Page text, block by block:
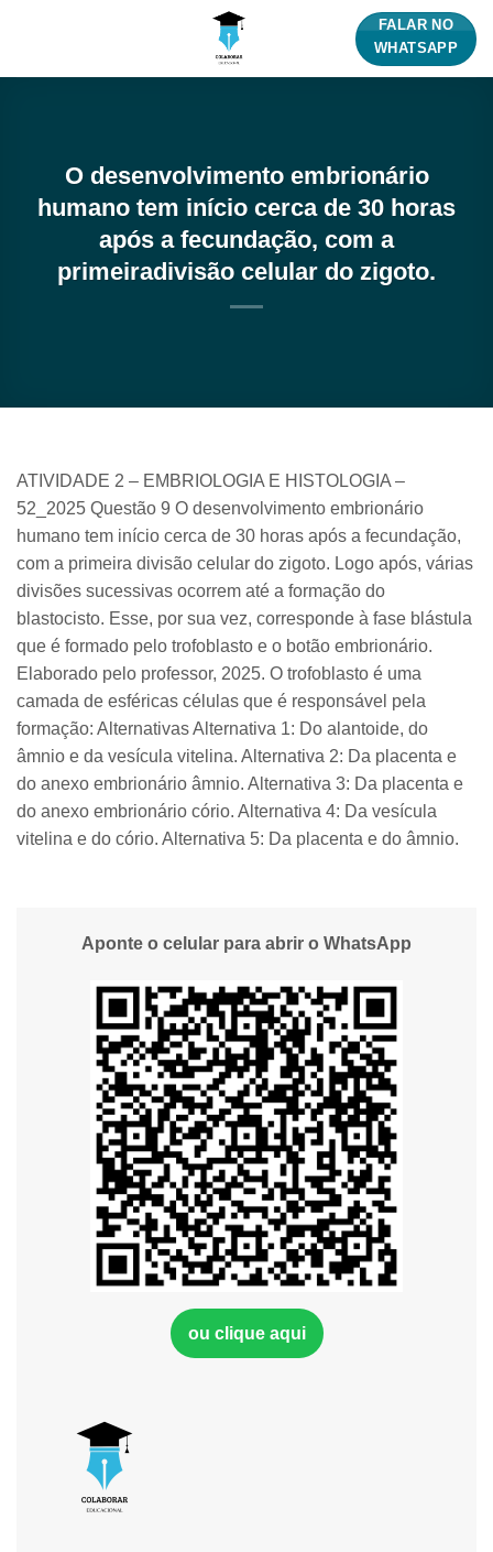
FALAR NO
WHATSAPP
O desenvolvimento embrionário
humano tem início cerca de 30 horas
após a fecundação, com a
primeiradivisão celular do zigoto.
ATIVIDADE 2 – EMBRIOLOGIA E HISTOLOGIA –
52_2025 Questão 9 O desenvolvimento embrionário
humano tem início cerca de 30 horas após a fecundação,
com a primeira divisão celular do zigoto. Logo após, várias
divisões sucessivas ocorrem até a formação do
blastocisto. Esse, por sua vez, corresponde à fase blástula
que é formado pelo trofoblasto e o botão embrionário.
Elaborado pelo professor, 2025. O trofoblasto é uma
camada de esféricas células que é responsável pela
formação: Alternativas Alternativa 1: Do alantoide, do
âmnio e da vesícula vitelina. Alternativa 2: Da placenta e
do anexo embrionário âmnio. Alternativa 3: Da placenta e
do anexo embrionário cório. Alternativa 4: Da vesícula
vitelina e do cório. Alternativa 5: Da placenta e do âmnio.
Aponte o celular para abrir o WhatsApp
ou clique aqui